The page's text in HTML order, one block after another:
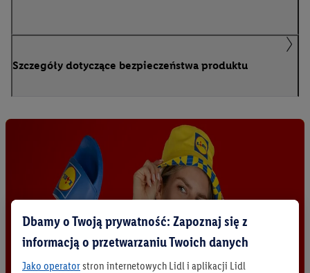
Szczegóły dotyczące bezpieczeństwa produktu
Dbamy o Twoją prywatność: Zapoznaj się z
informacją o przetwarzaniu Twoich danych
Jako operatorstron internetowych Lidl i aplikacji Lidl